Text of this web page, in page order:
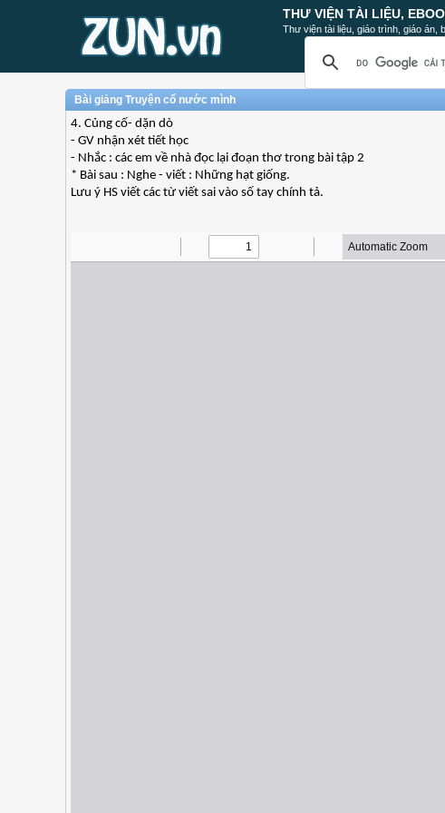
THƯ VIỆN TÀI LIỆU,
Thư viện tài liệu, giáo trình, giáo án,
Bài giảng Truyện cổ nước mình
4. Củng cố- dặn dò
- GV nhận xét tiết học
- Nhắc : các em về nhà đọc lại đoạn thơ trong bài tập 2
* Bài sau : Nghe - viết : Những hạt giống.
Lưu ý HS viết các từ viết sai vào số tay chính tả.